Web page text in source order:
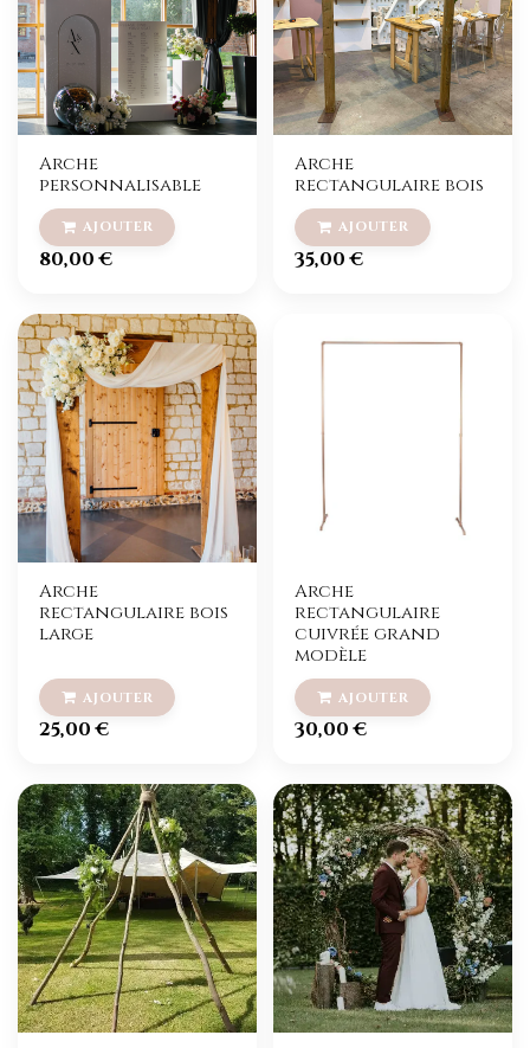
Arche
personnalisable
80,00€
Arche
rectangulaire bois
35,00€
Arche
rectangulaire bois
large
25,00€
Arche
rectangulaire
cuivrée grand
modèle
30,00€